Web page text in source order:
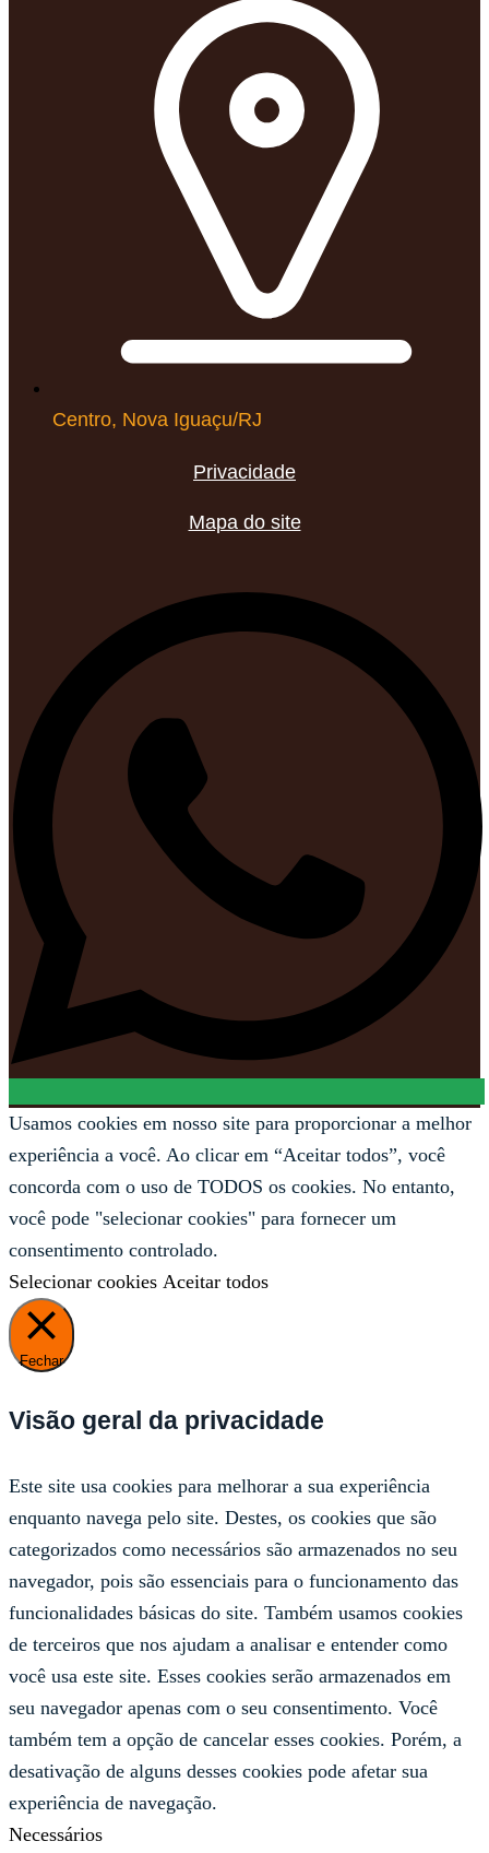
Centro, Nova Iguaçu/RJ
Privacidade
Mapa do site
Usamos cookies em nosso site para proporcionar a melhor
experiência a você. Ao clicar em “Aceitar todos”, você
concorda com o uso de TODOS os cookies. No entanto,
você pode "selecionar cookies" para fornecer um
consentimento controlado.
Selecionar cookies Aceitar todos
Fechar
Visão geral da privacidade
Este site usa cookies para melhorar a sua experiência
enquanto navega pelo site. Destes, os cookies que são
categorizados como necessários são armazenados no seu
navegador, pois são essenciais para o funcionamento das
funcionalidades básicas do site. Também usamos cookies
de terceiros que nos ajudam a analisar e entender como
você usa este site. Esses cookies serão armazenados em
seu navegador apenas com o seu consentimento. Você
também tem a opção de cancelar esses cookies. Porém, a
desativação de alguns desses cookies pode afetar sua
experiência de navegação.
Necessários